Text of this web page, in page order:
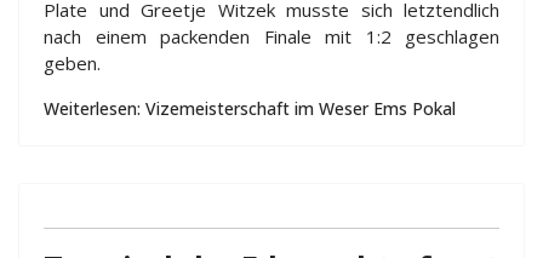
Plate und Greetje Witzek musste sich letztendlich
nach einem packenden Finale mit 1:2 geschlagen
geben.
Weiterlesen: Vizemeisterschaft im Weser Ems Pokal